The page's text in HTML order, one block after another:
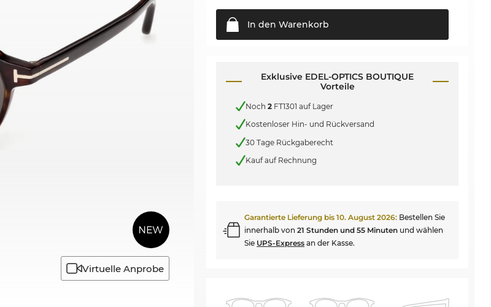
Virtuelle Anprobe
In den Warenkorb
Exklusive EDEL-OPTICS BOUTIQUE
Vorteile
Noch2 FT1301 auf Lager
Kostenloser Hin- und Rückversand
30 Tage Rückgaberecht
Kauf auf Rechnung
Garantierte Lieferung bis10. August 2026: Bestellen Sie
innerhalb von21 Stunden und 55 Minuten und wählen
Sie UPS-Express an der Kasse.